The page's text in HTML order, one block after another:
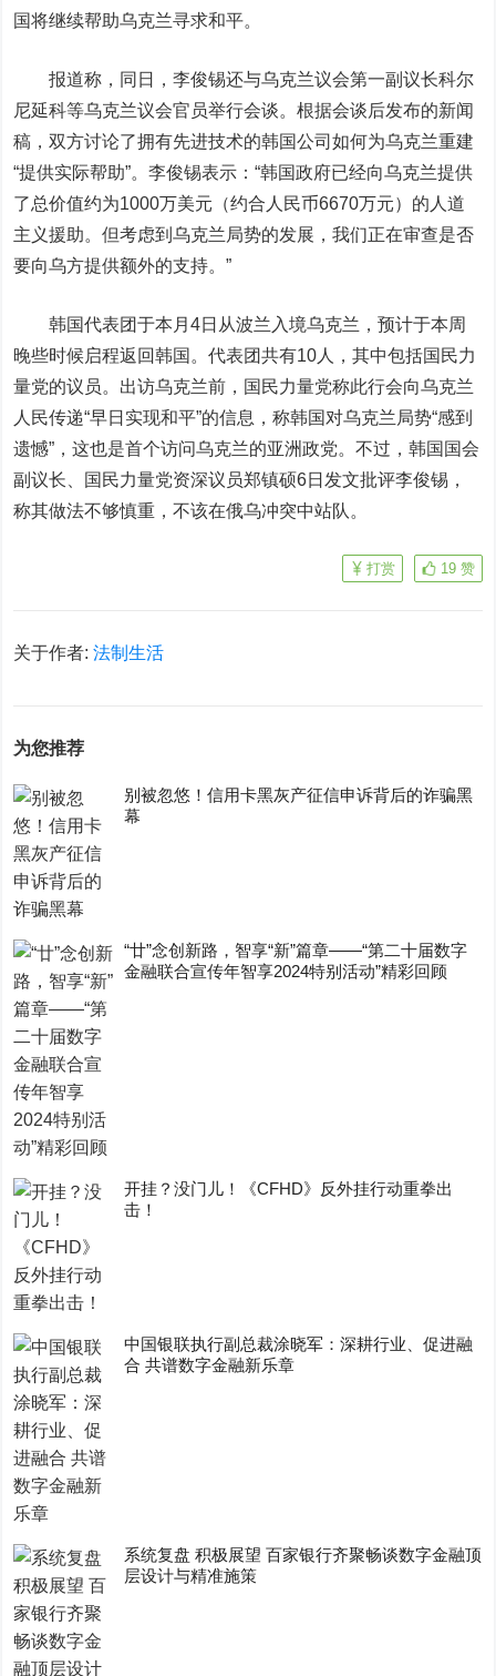
国将继续帮助乌克兰寻求和平。
报道称，同日，李俊锡还与乌克兰议会第一副议长科尔
尼延科等乌克兰议会官员举行会谈。根据会谈后发布的新闻
稿，双方讨论了拥有先进技术的韩国公司如何为乌克兰重建
“提供实际帮助”。李俊锡表示：“韩国政府已经向乌克兰提供
了总价值约为1000万美元（约合人民币6670万元）的人道
主义援助。但考虑到乌克兰局势的发展，我们正在审查是否
要向乌方提供额外的支持。”
韩国代表团于本月4日从波兰入境乌克兰，预计于本周
晚些时候启程返回韩国。代表团共有10人，其中包括国民力
量党的议员。出访乌克兰前，国民力量党称此行会向乌克兰
人民传递“早日实现和平”的信息，称韩国对乌克兰局势“感到
遗憾”，这也是首个访问乌克兰的亚洲政党。不过，韩国国会
副议长、国民力量党资深议员郑镇硕6日发文批评李俊锡，
称其做法不够慎重，不该在俄乌冲突中站队。
19 赞
打赏
关于作者:法制生活
为您推荐
别被忽悠！信用卡黑灰产征信申诉背后的诈骗黑
幕
“廿”念创新路，智享“新”篇章——“第二十届数字
金融联合宣传年智享2024特别活动”精彩回顾
开挂？没门儿！《CFHD》反外挂行动重拳出
击！
中国银联执行副总裁涂晓军：深耕行业、促进融
合 共谱数字金融新乐章
系统复盘 积极展望 百家银行齐聚畅谈数字金融顶
层设计与精准施策